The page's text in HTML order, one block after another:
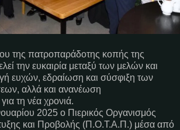
της πατροπαράδοτης κοπής της
την ευκαιρία μεταξύ των μελών και
ευχών, εδραίωση και σύσφιξη των
αλλά και ανανέωση
τη νέα χρονιά.
2025 ο Πιερικός Οργανισμός
και Προβολής (Π.Ο.Τ.Α.Π.) μέσα από